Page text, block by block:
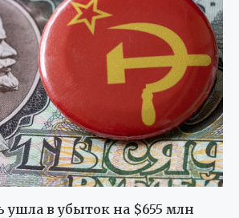
ушла в убыток на $655 млн